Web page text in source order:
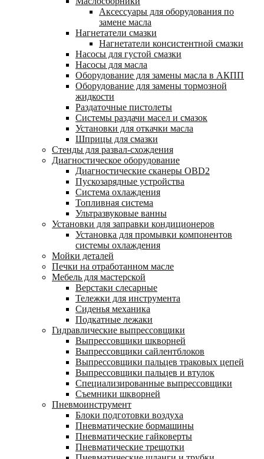
Аксессуары для оборудования по
замене масла
Нагнетатели смазки
Нагнетатели консистентной смазки
Насосы для густой смазки
Насосы для масла
Оборудование для замены масла в АКПП
Оборудование для замены тормозной
жидкости
Раздаточные пистолеты
Системы раздачи масел и смазок
Установки для откачки масла
Шприцы для смазки
Стенды для развал-схождения
Диагностическое оборудование
Диагностические сканеры OBD2
Пускозарядные устройства
Система охлаждения
Топливная система
Ультразвуковые ванны
Установки для заправки кондиционеров
Установка для промывки компонентов
системы охлаждения
Мойки деталей
Печки на отработанном масле
Мебель для мастерской
Верстаки слесарные
Тележки для инструмента
Сиденья механика
Подкатные лежаки
Гидравлические выпрессовщики
Выпрессовщики шкворней
Выпрессовщики сайлентблоков
Выпрессовщики пальцев траковых цепей
Выпрессовщики пальцев и втулок
Специализированные выпрессовщики
Cъемники шкворней
Пневмоинструмент
Блоки подготовки воздуха
Пневматические бормашины
Пневматические гайковерты
Пневматические трещотки